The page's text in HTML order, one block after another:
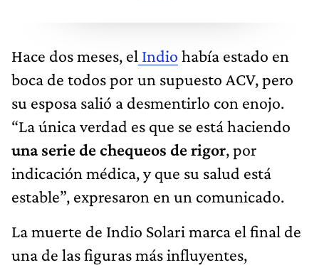
Hace dos meses, el Indio había estado en
boca de todos por un supuesto ACV, pero
su esposa salió a desmentirlo con enojo.
“La única verdad es que se está haciendo
una serie de chequeos de rigor, por
indicación médica, y que su salud está
estable”, expresaron en un comunicado.
La muerte de Indio Solari marca el final de
una de las figuras más influyentes,